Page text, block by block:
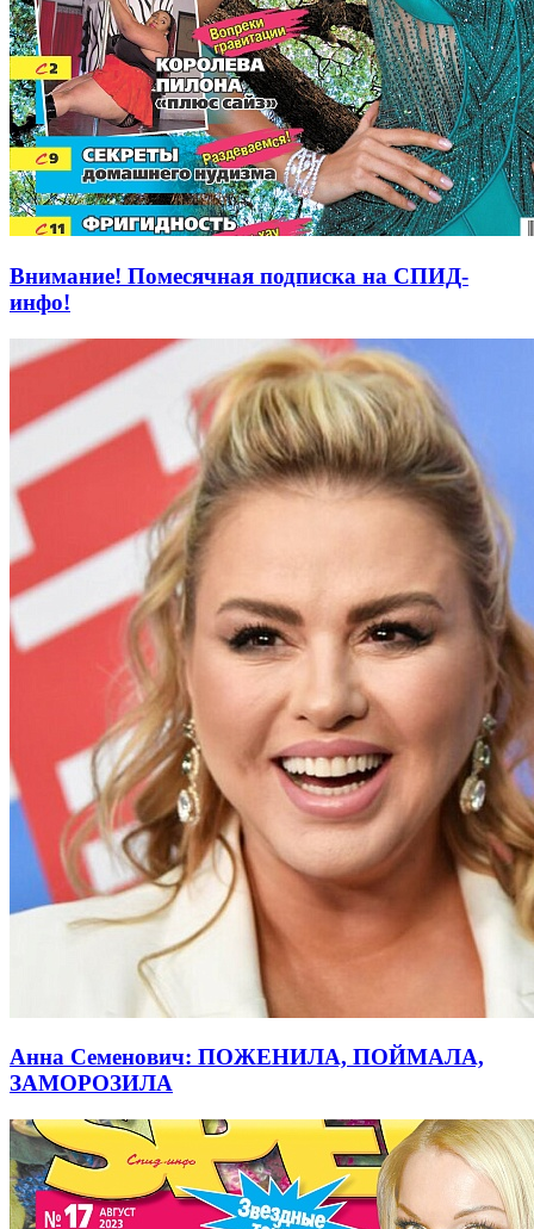
Внимание! Помесячная подписка на СПИД-
инфо!
Анна Семенович: ПОЖЕНИЛА, ПОЙМАЛА,
ЗАМОРОЗИЛА